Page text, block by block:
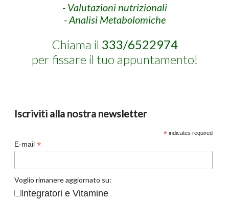
- Valutazioni nutrizionali
- Analisi Metabolomiche
Chiama il 333/6522974
per fissare il tuo appuntamento!
Iscriviti alla nostra newsletter
* indicates required
E-mail *
Voglio rimanere aggiornato su:
Integratori e Vitamine